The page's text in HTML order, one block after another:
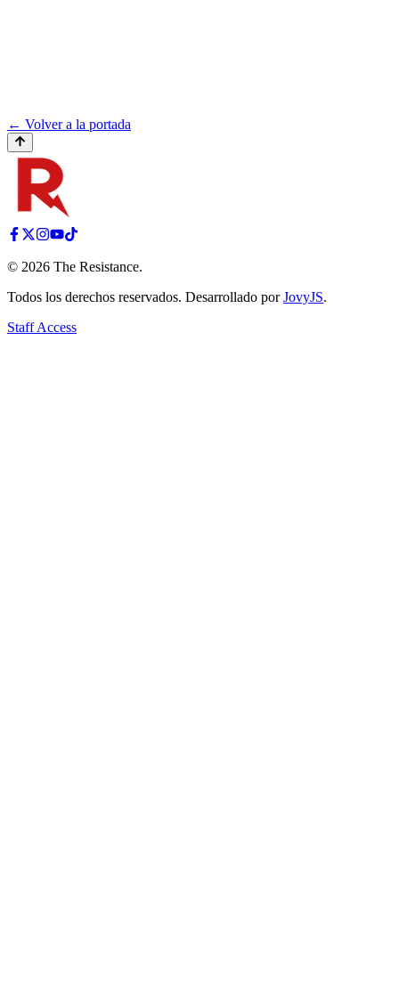
← Volver a la portada
© 2026 The Resistance.
Todos los derechos reservados. Desarrollado por JovyJS.
Staff Access